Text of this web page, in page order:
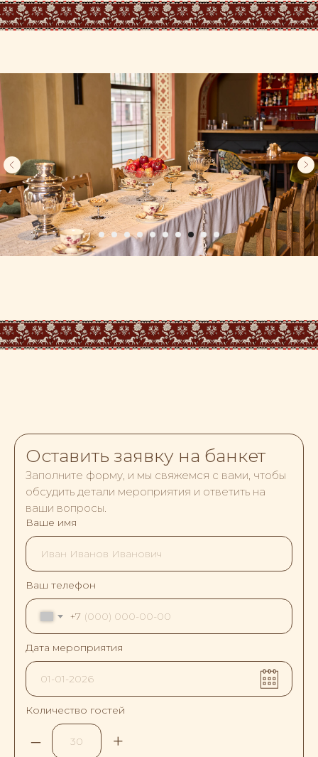
Оставить заявку на банкет
Заполните форму, и мы свяжемся с вами, чтобы
обсудить детали мероприятия и ответить на
ваши вопросы.
Ваше имя
Ваш телефон
+7
Дата мероприятия
Количество гостей
– +